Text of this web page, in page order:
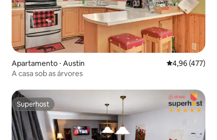
Apartamento ⋅ Austin 4,96 de uma
4,96 (477)
A casa sob as árvores
Superhost
Superhost